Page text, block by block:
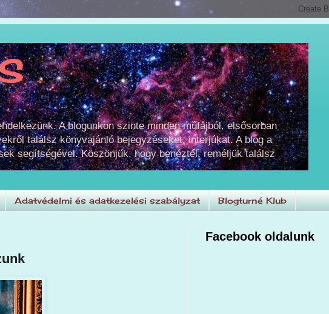
A blogunkon szinte minden műfajból, elsősorban
találsz könyvajánló bejegyzéseket, interjúkat. A blog a
segítségével. Köszönjük, hogy benéztél, reméljük találsz
Adatvédelmi és adatkezelési szabályzat Blogturné Klub
Facebook oldalunk